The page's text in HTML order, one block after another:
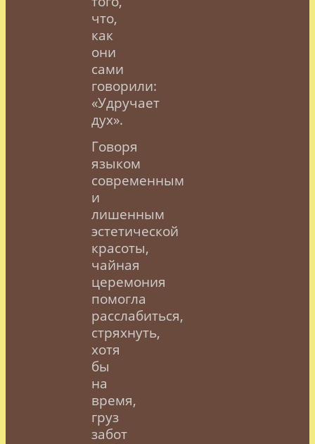
что,
как
они
сами
говорили:
«Удручает
дух».
Говоря
языком
современным
и
лишенным
эстетической
красоты,
чайная
церемония
помогла
расслабиться,
стряхнуть,
хотя
бы
на
время,
груз
забот